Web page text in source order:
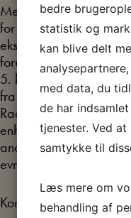
Men den nye skolelov
for de fleste ønsker at
forudsætninger efter
5. klasse virker stadig
fra 1958 er et
Radikale Venstre på
enhedsskole, og de
anden side ønsker en
evner og anlæg.
Kompromiset bliver en
bedre
statistik og
kan blive delt
med data, du
de har
tjenester. Ved
samtykke til
Læs mere om
behandling af